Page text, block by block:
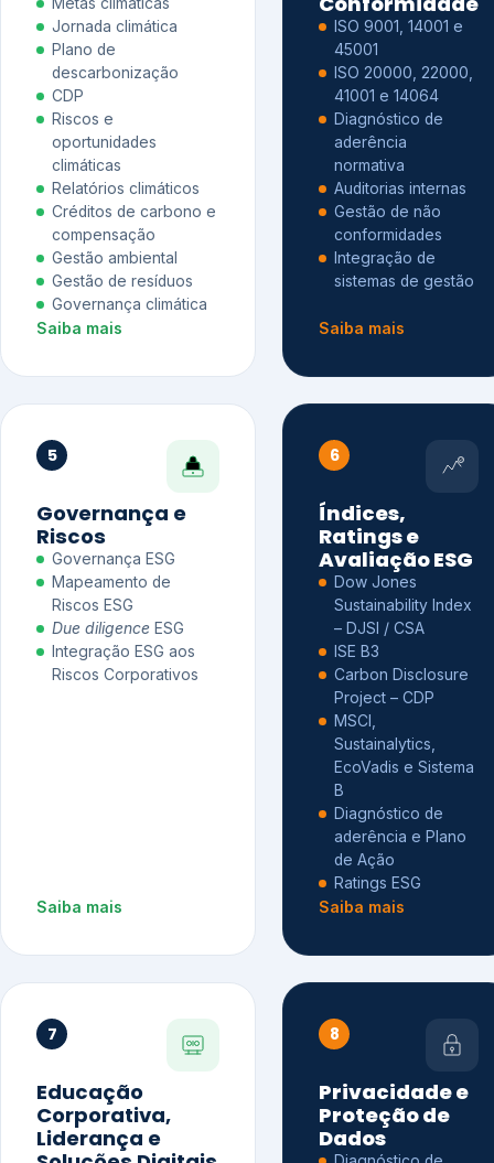
Jornada climática
Plano de
descarbonização
CDP
Riscos e
oportunidades
climáticas
Relatórios climáticos
Créditos de carbono e
compensação
Gestão ambiental
Gestão de resíduos
Governança climática
Saiba mais
ISO 9001, 14001 e
45001
ISO 20000, 22000,
41001 e 14064
Diagnóstico de
aderência
normativa
Auditorias internas
Gestão de não
conformidades
Integração de
sistemas de gestão
Saiba mais
5
Governança e
Riscos
Governança ESG
Mapeamento de
Riscos ESG
Due diligence ESG
Integração ESG aos
Riscos Corporativos
Saiba mais
6
Índices,
Ratings e
Avaliação ESG
Dow Jones
Sustainability Index
– DJSI / CSA
ISE B3
Carbon Disclosure
Project – CDP
MSCI,
Sustainalytics,
EcoVadis e Sistema
B
Diagnóstico de
aderência e Plano
de Ação
Ratings ESG
Saiba mais
7
Educação
Corporativa,
Liderança e
8
Privacidade e
Proteção de
Dados